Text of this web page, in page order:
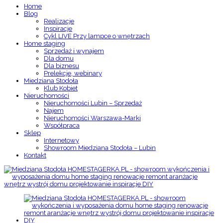
Home
Blog
Realizacje
Inspiracje
Cykl LIVE Przy lampce o wnętrzach
Home staging
Sprzedaż i wynajem
Dla domu
Dla biznesu
Prelekcje, webinary
Miedziana Stodoła
Klub Kobiet
Nieruchomości
Nieruchomości Lubin – Sprzedaż
Najem
Nieruchomości Warszawa-Marki
Współpraca
Sklep
Internetowy
Showroom Miedziana Stodoła – Lubin
Kontakt